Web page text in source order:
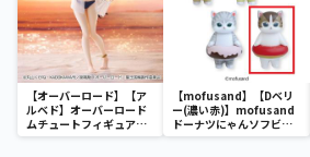
【オーバーロード】【ア
ルベド】オーバーロード
ムチュートフィギュアー
アルベド・aqua ver.ー
【mofusand】【Dベリ
ー(濃い赤)】mofusand
ドーナツにゃんソフビフ
ィギュア